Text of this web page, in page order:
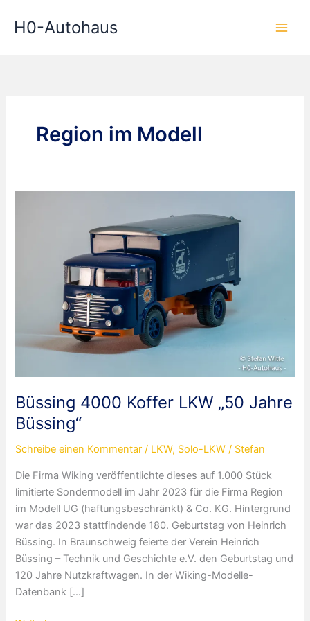
InhaltH0-Autohaus
Region im Modell
Büssing 4000 Koffer LKW „50 Jahre
Büssing“
Schreibe einen Kommentar / LKW, Solo-LKW / Stefan
Die Firma Wiking veröffentlichte dieses auf 1.000 Stück
limitierte Sondermodell im Jahr 2023 für die Firma Region
im Modell UG (haftungsbeschränkt) & Co. KG. Hintergrund
war das 2023 stattfindende 180. Geburtstag von Heinrich
Büssing. In Braunschweig feierte der Verein Heinrich
Büssing – Technik und Geschichte e.V. den Geburtstag und
120 Jahre Nutzkraftwagen. In der Wiking-Modelle-
Datenbank […]